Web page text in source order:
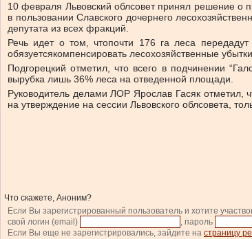
10 февраля Львовский облсовет принял решение о
в пользовании Славского дочернего
депутата из всех фракций.
Речь идет о том, чтопочти 176 га леса
обязуетсякомпенсировать лесохозяйственные
Подгорецкий отметил, что всего в подчинении
вырубка лишь 36% леса на отведенной площади.
Руководитель делами ЛОР Ярослав Гасяк отметил,
на утверждение на сессии Львовского облсовета,
Что скажете, Аноним?
Если Вы зарегистрированный пользователь и хотите
свой логин (email)
, пароль
Если Вы еще не зарегистрировались, зайдите на страницу